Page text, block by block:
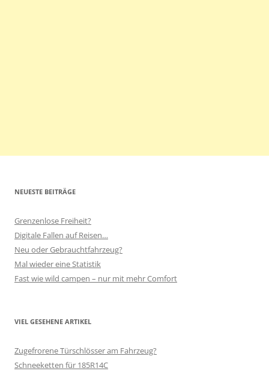
NEUESTE BEITRÄGE
Grenzenlose Freiheit?
Digitale Fallen auf Reisen…
Neu oder Gebrauchtfahrzeug?
Mal wieder eine Statistik
Fast wie wild campen – nur mit mehr Comfort
VIEL GESEHENE ARTIKEL
Zugefrorene Türschlösser am Fahrzeug?
Schneeketten für 185R14C